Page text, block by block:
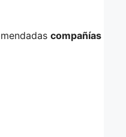
compañías